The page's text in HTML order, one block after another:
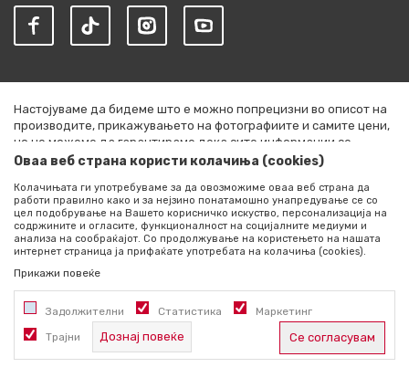
Настојуваме да бидеме што е можно попрецизни во описот на
производите, прикажувањето на фотографиите и самите цени,
но не можеме да гарантираме дека сите информации се
комплетни и без грешки. Сите артикли прикажани на сајтот се
секој момент. Расположливоста на производите можете да ја
проверите со повик на +389 76 444 490
©2026 literatura.mk, Изработено одNB SOFT. Сите права
задржани.
Оваа веб страна користи колачиња (cookies)
Колачињата ги употребуваме за да овозможиме оваа веб страна да
работи правилно како и за нејзино понатамошно унапредување се со
цел подобрување на Вашето корисничко искуство, персонализација на
содржините и огласите, функционалност на социјалните медиуми и
анализа на сообраќајот. Со продолжување на користењето на нашата
интернет страница ја прифаќате употребата на колачиња (cookies).
Прикажи повеќе
Задолжителни Статистика Маркетинг
Трајни Дознај повеќе Се согласувам